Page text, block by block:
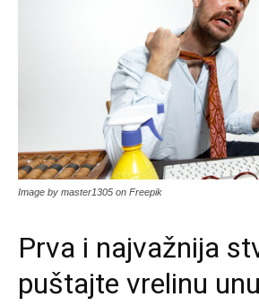
Image by master1305 on Freepik
Prva i najvažnija
puštajte vrelinu